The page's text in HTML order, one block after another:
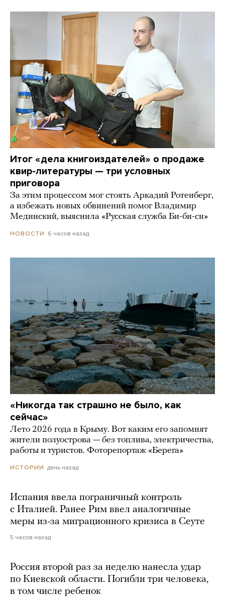
Итог «дела книгоиздателей» о продаже
квир-литературы — три условных
приговора
За этим процессом мог стоять Аркадий Ротенберг,
а избежать новых обвинений помог Владимир
Мединский, выяснила «Русская служба Би-би-си»
НОВОСТИ 6 часов назад
«Никогда так страшно не было, как
сейчас»
Лето 2026 года в Крыму. Вот каким его запомнят
жители полуострова — без топлива, электричества,
работы и туристов. Фоторепортаж «Берега»
ИСТОРИИ день назад
Испания ввела пограничный контроль
с Италией. Ранее Рим ввел аналогичные
меры из-за миграционного кризиса в Сеуте
5 часов назад
Россия второй раз за неделю нанесла удар
по Киевской области. Погибли три человека,
в том числе ребенок